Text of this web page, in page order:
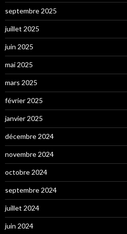
septembre 2025
juillet 2025
juin 2025
mai 2025
mars 2025
février 2025
janvier 2025
décembre 2024
novembre 2024
octobre 2024
septembre 2024
juillet 2024
juin 2024